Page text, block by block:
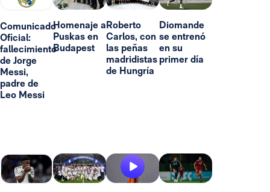
Comunicado
Oficial:
fallecimiento
de Jorge
Messi,
padre de
Leo Messi
Homenaje a
Puskas en
Budapest
Roberto
Carlos, con
las peñas
madridistas
de Hungría
Diomande
se entrenó
en su
primer día